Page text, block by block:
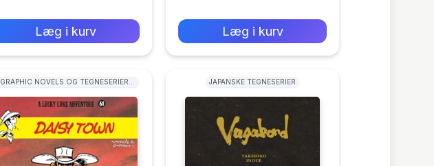
Læg i kurv Læg i kurv
GRAPHIC NOVELS OG TEGNESERIER:
JAPANSKE TEGNESERIER